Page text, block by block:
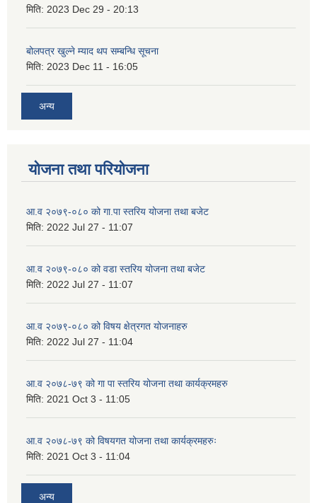
मिति: 2023 Dec 29 - 20:13
बोलपत्र खुल्ने म्याद थप सम्बन्धि सूचना
मिति: 2023 Dec 11 - 16:05
अन्य
योजना तथा परियोजना
आ.व २०७९-०८० को गा.पा स्तरिय योजना तथा बजेट
मिति: 2022 Jul 27 - 11:07
आ.व २०७९-०८० को वडा स्तरिय योजना तथा बजेट
मिति: 2022 Jul 27 - 11:07
आ.व २०७९-०८० को विषय क्षेत्रगत योजनाहरु
मिति: 2022 Jul 27 - 11:04
आ.व २०७८-७९ को गा पा स्तरिय योजना तथा कार्यक्रमहरु
मिति: 2021 Oct 3 - 11:05
आ.व २०७८-७९ को विषयगत योजना तथा कार्यक्रमहरुः
मिति: 2021 Oct 3 - 11:04
अन्य